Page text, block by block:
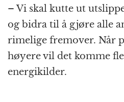
– Vi skal kutte ut
og bidra til å gjøre alle
rimelige fremover. Når
høyere vil det komme
energikilder.